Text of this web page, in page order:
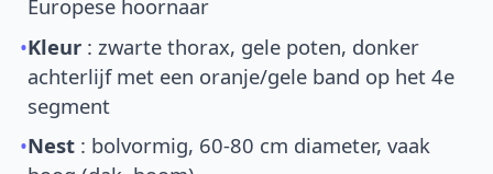
Europese hoornaar
•Kleur : zwarte thorax, gele poten, donker
achterlijf met een oranje/gele band op het 4e
segment
•Nest : bolvormig, 60-80 cm diameter, vaak